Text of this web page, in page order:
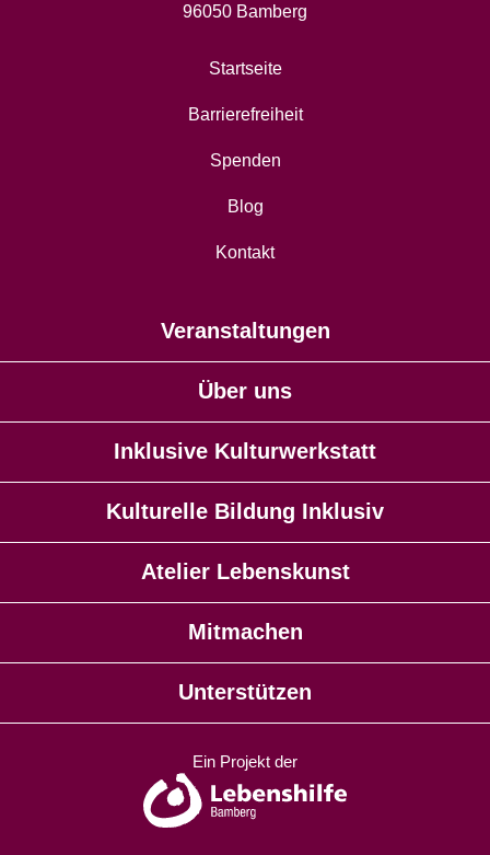
96050 Bamberg
Startseite
Barrierefreiheit
Spenden
Blog
Kontakt
Veranstaltungen
Über uns
Inklusive Kulturwerkstatt
Kulturelle Bildung Inklusiv
Atelier Lebenskunst
Mitmachen
Unterstützen
Ein Projekt der